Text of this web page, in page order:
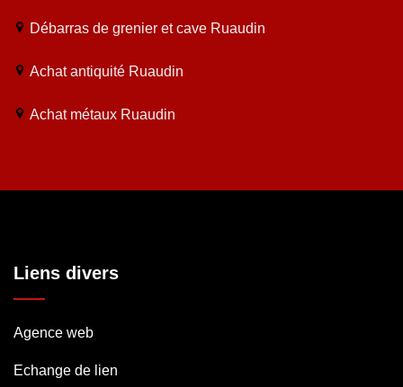
Débarras de grenier et cave Ruaudin
Achat antiquité Ruaudin
Achat métaux Ruaudin
Liens divers
Agence web
Echange de lien